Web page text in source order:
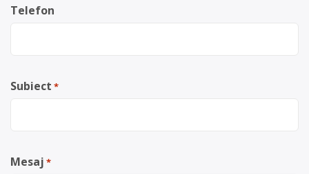
Telefon
Subiect *
Mesaj *